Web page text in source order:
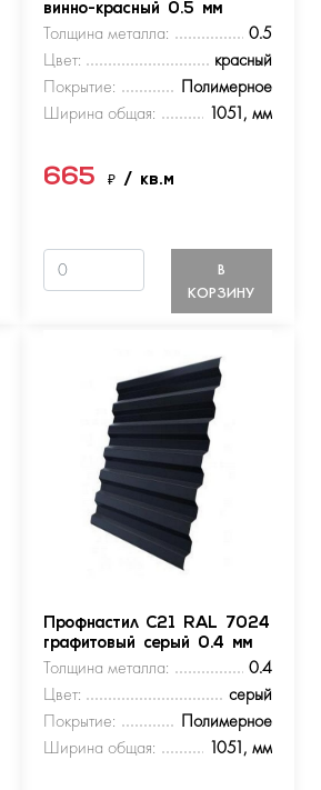
винно-красный 0.5 мм
Толщина металла:
0.5
Цвет:
красный
Покрытие:
Полимерное
Ширина общая:
1051, мм
665 ₽ / кв.м
В
КОРЗИНУ
Профнастил С21 RAL 7024
графитовый серый 0.4 мм
Толщина металла:
0.4
Цвет:
серый
Покрытие:
Полимерное
Ширина общая:
1051, мм